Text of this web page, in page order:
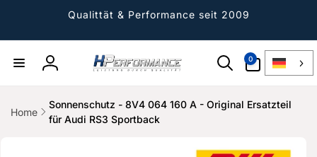
Qualittät & Performance seit 2009
Einloggen
0
Artikel
Home
Sonnenschutz - 8V4 064 160 A - Original Ersatzteil
für Audi RS3 Sportback